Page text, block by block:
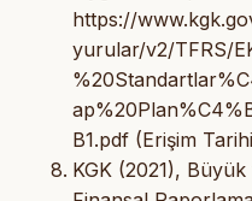
https://
yurular/v2/TFRS/
B1.pdf (Erişim
KGK (2021),